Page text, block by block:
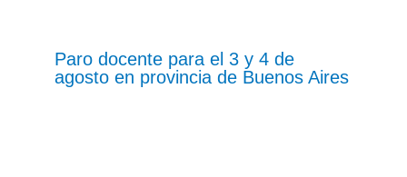
Paro docente para el 3 y 4 de
agosto en provincia de Buenos Aires